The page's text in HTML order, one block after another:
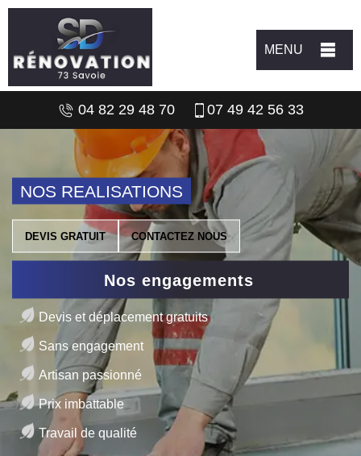
MENU
04 82 29 48 70 07 49 42 56 33
NOS REALISATIONS
DEVIS GRATUIT CONTACTEZ NOUS
Nos engagements
Devis et déplacement gratuits
Sans engagement
Artisan passionné
Prix imbattable
Travail de qualité